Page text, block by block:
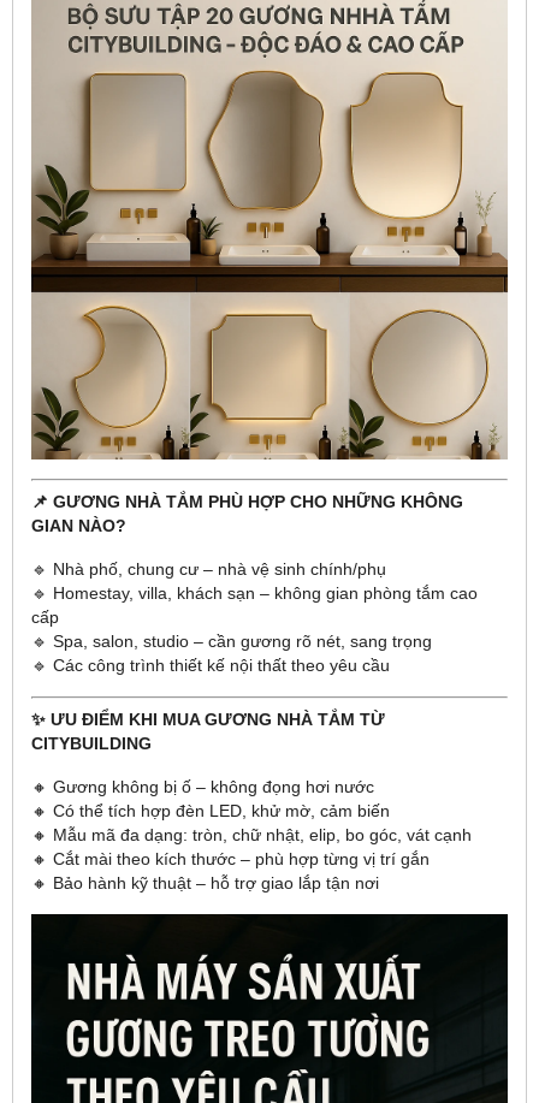
📌 GƯƠNG NHÀ TẮM PHÙ HỢP CHO NHỮNG KHÔNG
GIAN NÀO?
🔹 Nhà phố, chung cư – nhà vệ sinh chính/phụ
🔹 Homestay, villa, khách sạn – không gian phòng tắm cao
cấp
🔹 Spa, salon, studio – cần gương rõ nét, sang trọng
🔹 Các công trình thiết kế nội thất theo yêu cầu
✨ ƯU ĐIỂM KHI MUA GƯƠNG NHÀ TẮM TỪ
CITYBUILDING
🔸 Gương không bị ố – không đọng hơi nước
🔸 Có thể tích hợp đèn LED, khử mờ, cảm biến
🔸 Mẫu mã đa dạng: tròn, chữ nhật, elip, bo góc, vát cạnh
🔸 Cắt mài theo kích thước – phù hợp từng vị trí gắn
🔸 Bảo hành kỹ thuật – hỗ trợ giao lắp tận nơi